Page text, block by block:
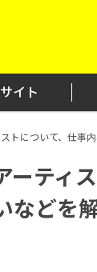
イト
トについて、仕事
ーティ
などを